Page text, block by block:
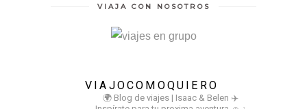
VIAJA CON NOSOTROS
VIAJOCOMOQUIERO
🌍 Blog de viajes | Isaac & Belen ✈️